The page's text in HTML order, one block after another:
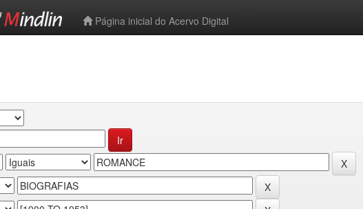
Página inicial do Acervo Digital